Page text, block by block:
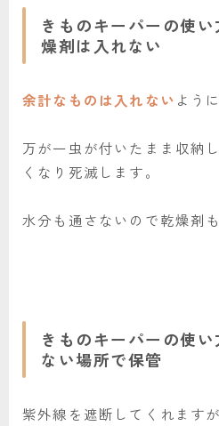
きものキーパーの使
燥剤は入れない
余計なものは入れない よう
万が一虫が付いたまま収納
くなり死滅します。
水分も通さないので乾燥剤
きものキーパーの使
ない場所で保管
紫外線を遮断してくれます